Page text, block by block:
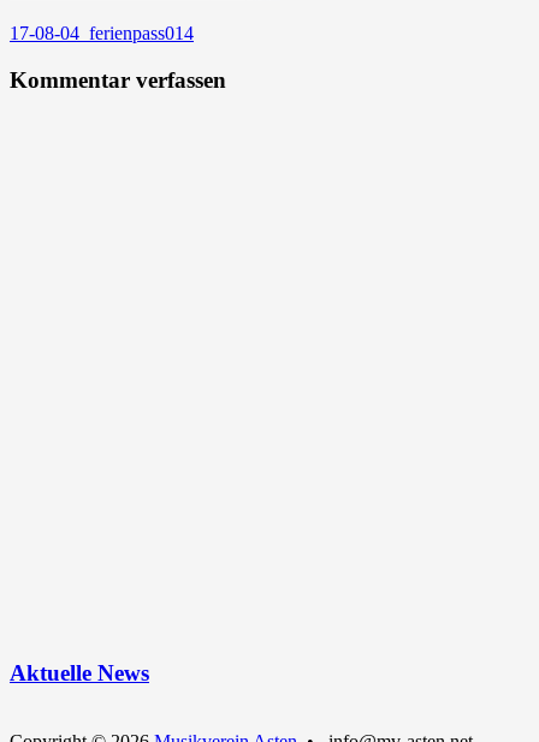
Beitragsnavigation
17-08-04_ferienpass014
Kommentar verfassen
Aktuelle News